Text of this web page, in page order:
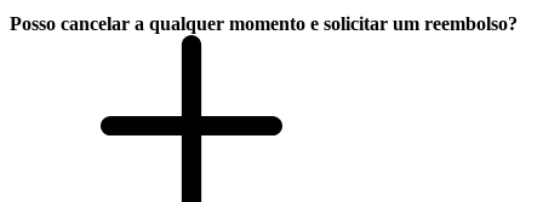
Posso cancelar a qualquer momento e solicitar um reembolso?